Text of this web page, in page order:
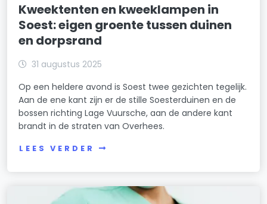
Kweektenten en kweeklampen in
Soest: eigen groente tussen duinen
en dorpsrand
31 augustus 2025
Op een heldere avond is Soest twee gezichten tegelijk.
Aan de ene kant zijn er de stille Soesterduinen en de
bossen richting Lage Vuursche, aan de andere kant
brandt in de straten van Overhees.
LEES VERDER